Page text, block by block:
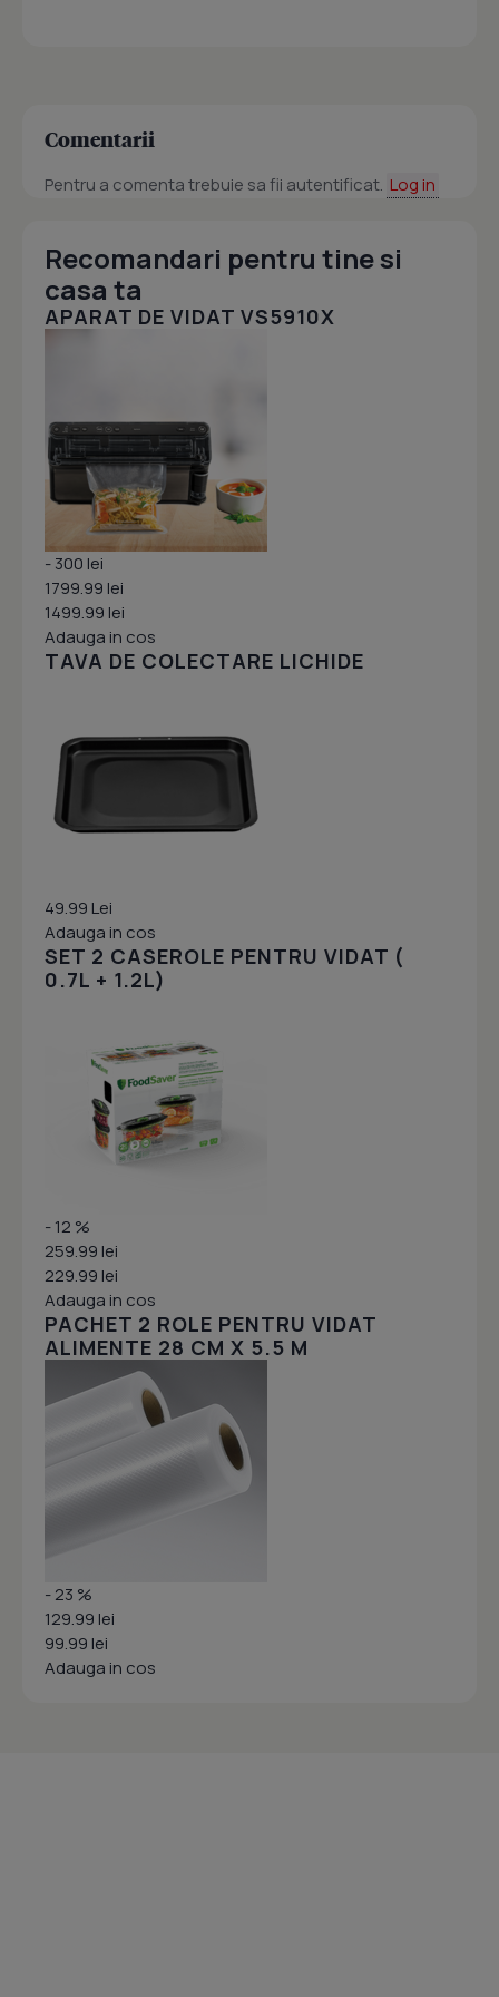
Comentarii
Pentru a comenta trebuie sa fii autentificat. Log in
Recomandari pentru tine si
casa ta
APARAT DE VIDAT VS5910X
- 300 lei
1799.99 lei
1499.99 lei
Adauga in cos
TAVA DE COLECTARE LICHIDE
49.99 Lei
Adauga in cos
SET 2 CASEROLE PENTRU VIDAT (
0.7L + 1.2L)
- 12 %
259.99 lei
229.99 lei
Adauga in cos
PACHET 2 ROLE PENTRU VIDAT
ALIMENTE 28 CM X 5.5 M
- 23 %
129.99 lei
99.99 lei
Adauga in cos